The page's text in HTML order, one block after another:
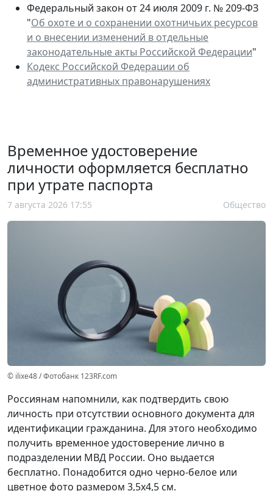
Федеральный закон от 24 июля 2009 г. № 209-ФЗ
"Об охоте и о сохранении охотничьих ресурсов
и о внесении изменений в отдельные
законодательные акты Российской Федерации"
Кодекс Российской Федерации об
административных правонарушениях
Временное удостоверение
личности оформляется бесплатно
при утрате паспорта
7 августа 2026 17:55 Общество
© ilixe48 / Фотобанк 123RF.com
Россиянам напомнили, как подтвердить свою
личность при отсутствии основного документа для
идентификации гражданина. Для этого необходимо
получить временное удостоверение лично в
подразделении МВД России. Оно выдается
бесплатно. Понадобится одно черно-белое или
цветное фото размером 3,5x4,5 см.